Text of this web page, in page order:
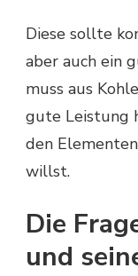
Diese sollte
aber auch ein
muss aus
gute Leistung
den
willst.
Die
und